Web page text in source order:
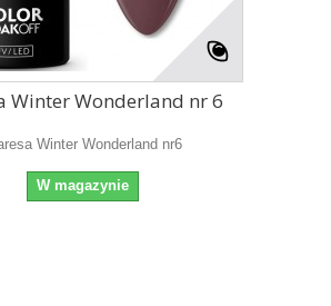
Winter Wonderland nr 6
Winter Wonderland nr6
W magazynie